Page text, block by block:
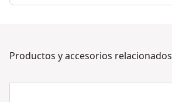
Productos y accesorios relacionados